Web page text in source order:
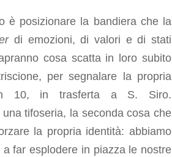
è posizionare la bandiera che la
di emozioni, di valori e di stati
cosa scatta in loro subito
per segnalare la propria
in 10, in trasferta a S. Siro.
tifoseria, la seconda cosa che
la propria identità: abbiamo
far esplodere in piazza le nostre